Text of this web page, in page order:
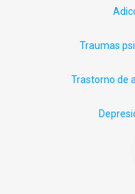
Traumas
Trastorno de